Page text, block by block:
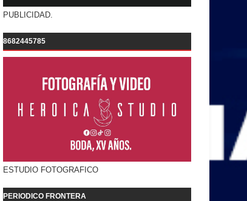
PUBLICIDAD.
8682445785
ESTUDIO FOTOGRAFICO
PERIODICO FRONTERA